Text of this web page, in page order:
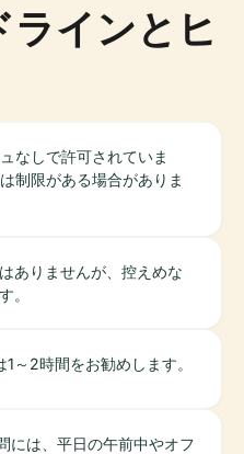
インとヒ
なしで許可されていま
制限がある場合がありま
ありませんが、控えめな
。
～2時間をお勧めします。
には、平日の午前中やオフ